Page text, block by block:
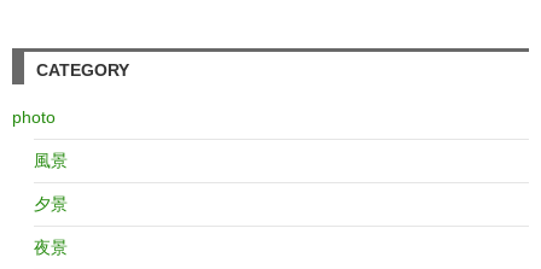
CATEGORY
photo
風景
夕景
夜景